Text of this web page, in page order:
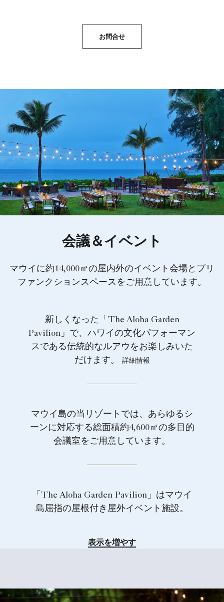
お問合せ
会議＆イベント
マウイに約14,000㎡の屋内外のイベント会場とプリ
ファンクションスペースをご用意しています。
新しくなった「The Aloha Garden
Pavilion」で、ハワイの文化パフォーマン
スである伝統的なルアウをお楽しみいた
だけます。
詳細情報
マウイ島の当リゾートでは、あらゆるシ
ーンに対応する総面積約4,600㎡の多目的
会議室をご用意しています。
「The Aloha Garden Pavilion」はマウイ
島屈指の屋根付き屋外イベント施設。
表示を増やす